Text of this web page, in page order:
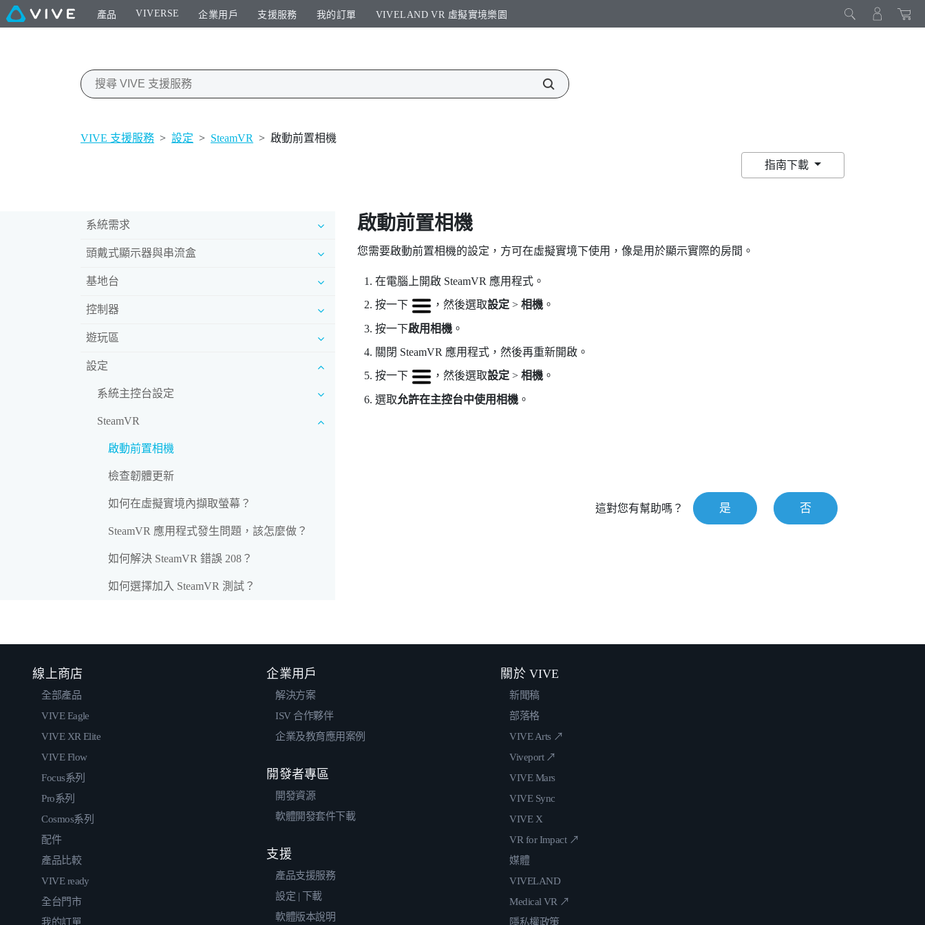
產品 VIVERSE 企業用戶 支援服務 我的訂單 VIVELAND VR 虛擬實境樂園​
VIVE 支援服務 > 設定 > SteamVR > 啟動前置相機
指南下載
系統需求
頭戴式顯示器與串流盒
基地台
控制器
遊玩區
設定
系統主控台設定
SteamVR
啟動前置相機
檢查韌體更新
如何在虛擬實境內擷取螢幕？
SteamVR 應用程式發生問題，該怎麼做？
如何解決 SteamVR 錯誤 208？
如何選擇加入 SteamVR 測試？
啟動前置相機
您需要啟動前置相機的設定，方可在虛擬實境下使用，像是用於顯示實際的房間。
在電腦上開啟 SteamVR 應用程式。
按一下 ，然後選取設定> 相機。
按一下啟用相機。
關閉 SteamVR 應用程式，然後再重新開啟。
按一下 ，然後選取設定> 相機。
選取允許在主控台中使用相機。
這對您有幫助嗎？ 是 否
線上商店
全部產品
VIVE Eagle
VIVE XR Elite
VIVE Flow
Focus系列
Pro系列
Cosmos系列
配件
產品比較
VIVE ready
全台門市
我的訂單
企業用戶
解決方案
ISV 合作夥伴
企業及教育應用案例
開發者專區
開發資源
軟體開發套件下載
支援
產品支援服務
設定 | 下載
軟體版本說明
關於 VIVE
新聞稿
部落格
VIVE Arts ↗
Viveport ↗
VIVE Mars
VIVE Sync
VIVE X
VR for Impact ↗
媒體
VIVELAND
Medical VR ↗
隱私權政策